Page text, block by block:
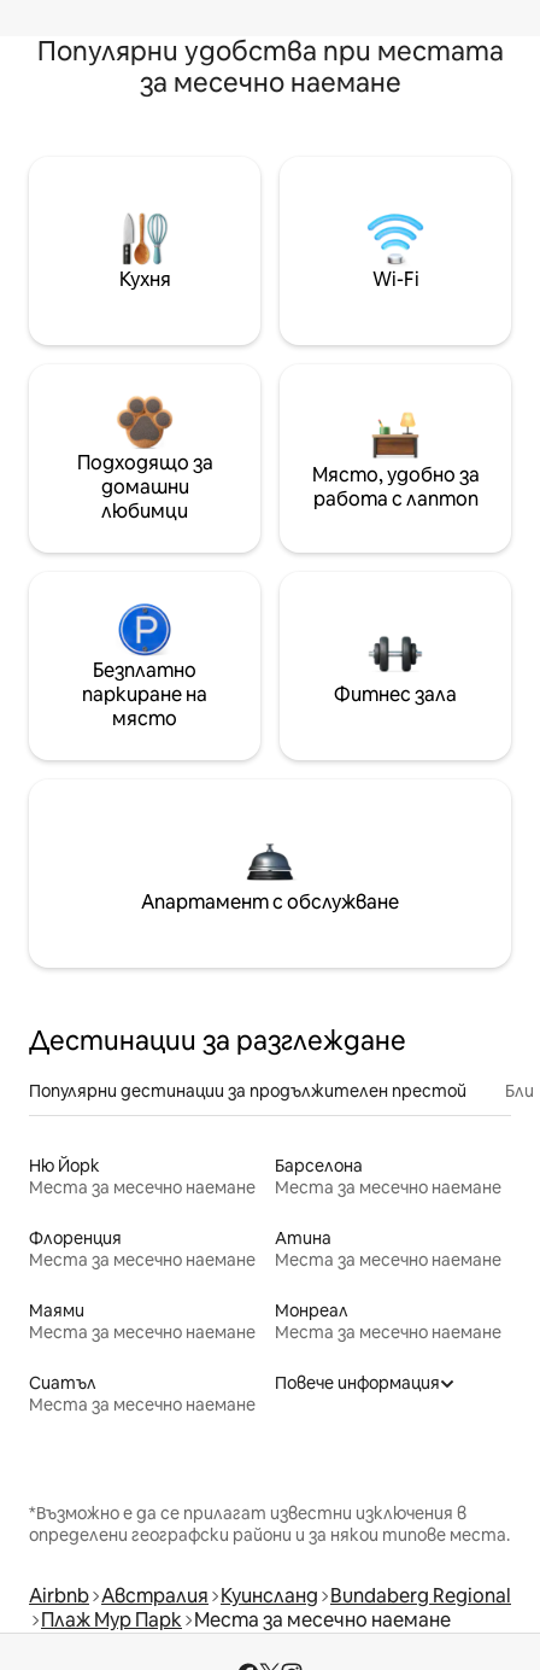
Популярни удобства при местата
за месечно наемане
Кухня Wi-Fi
Подходящо за
домашни
любимци
Място, удобно за
работа с лаптоп
Безплатно
паркиране на
място
Фитнес зала
Апартамент с обслужване
Дестинации за разглеждане
Популярни дестинации за продължителен престой
Ню Йорк
Места за месечно наемане
Барселона
Места за месечно наемане
Флоренция
Места за месечно наемане
Атина
Места за месечно наемане
Маями
Места за месечно наемане
Монреал
Места за месечно наемане
Сиатъл
Места за месечно наемане
Повече информация
*Възможно е да се прилагат известни изключения в
определени географски райони и за някои типове места.
Airbnb Австралия Куинсланд Bundaberg Regional
Плаж Мур Парк Места за месечно наемане